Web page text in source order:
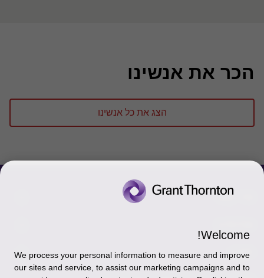
הכר את אנשינו
הצג את כל אנשינו
צור קשר
כניסה לעובדים - דוא"ל
אודותינו
זיכרון והנצחה
תקנון
Welcome!
We process your personal information to measure and improve
our sites and service, to assist our marketing campaigns and to